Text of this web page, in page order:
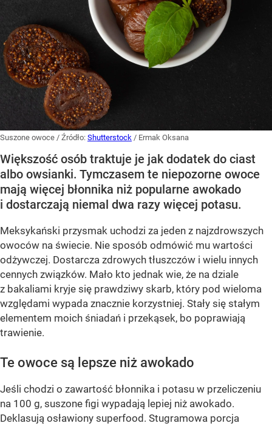
Suszone owoce / Źródło: Shutterstock / Ermak Oksana
Większość osób traktuje je jak dodatek do ciast
albo owsianki. Tymczasem te niepozorne owoce
mają więcej błonnika niż popularne awokado
i dostarczają niemal dwa razy więcej potasu.
Meksykański przysmak uchodzi za jeden z najzdrowszych
owoców na świecie. Nie sposób odmówić mu wartości
odżywczej. Dostarcza zdrowych tłuszczów i wielu innych
cennych związków. Mało kto jednak wie, że na dziale
z bakaliami kryje się prawdziwy skarb, który pod wieloma
względami wypada znacznie korzystniej. Stały się stałym
elementem moich śniadań i przekąsek, bo poprawiają
trawienie.
Te owoce są lepsze niż awokado
Jeśli chodzi o zawartość błonnika i potasu w przeliczeniu
na 100 g, suszone figi wypadają lepiej niż awokado.
Deklasują osławiony superfood. Stugramowa porcja